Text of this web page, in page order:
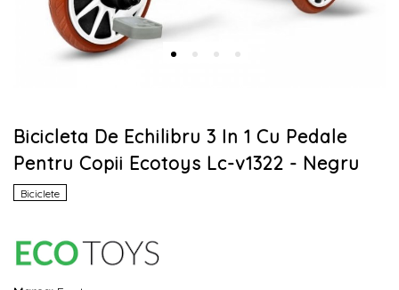
Bicicleta De Echilibru 3 In 1 Cu Pedale
Pentru Copii Ecotoys Lc-v1322 - Negru
Biciclete